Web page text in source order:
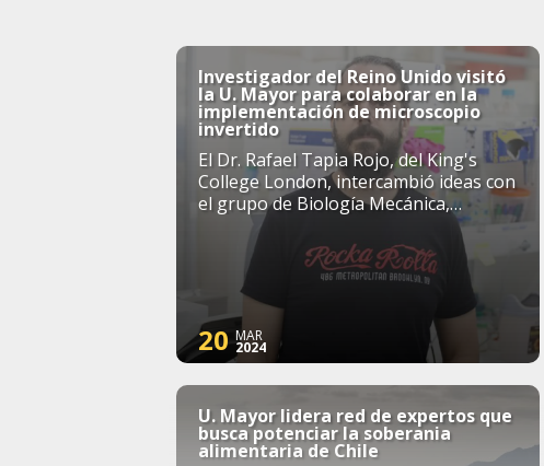
Investigador del Reino Unido visitó
la U. Mayor para colaborar en la
implementación de microscopio
invertido
El Dr. Rafael Tapia Rojo, del King's
College London, intercambió ideas con
el grupo de Biología Mecánica,
perteneciente al Centro de Genómica y
Bioinformática, ...
20 MAR
2024
U. Mayor lidera red de expertos que
busca potenciar la soberania
alimentaria de Chile